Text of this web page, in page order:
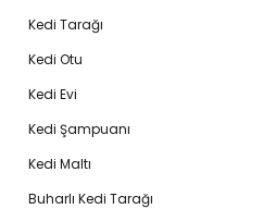
Kedi Tarağı
Kedi Otu
Kedi Evi
Kedi Şampuanı
Kedi Maltı
Buharlı Kedi Tarağı